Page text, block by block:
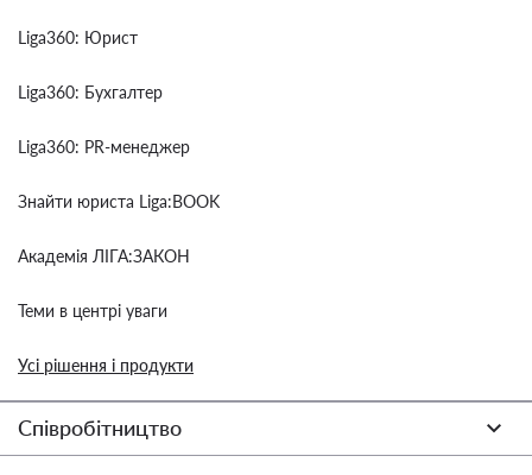
Liga360: Юрист
Liga360: Бухгалтер
Liga360: PR-менеджер
Знайти юриста Liga:BOOK
Академія ЛІГА:ЗАКОН
Теми в центрі уваги
Усі рішення і продукти
Співробітництво